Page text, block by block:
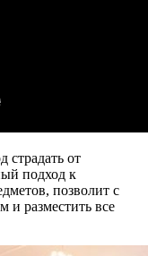
страдать от
подход к
позволит с
и разместить все